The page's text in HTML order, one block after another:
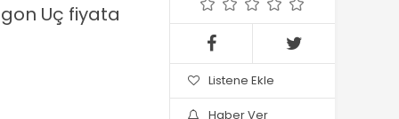
Uç fiyata
Listene Ekle
Haber Ver